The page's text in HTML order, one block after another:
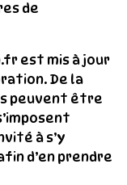
de
est mis à jour
De la
peuvent être
à s’y
d’en prendre